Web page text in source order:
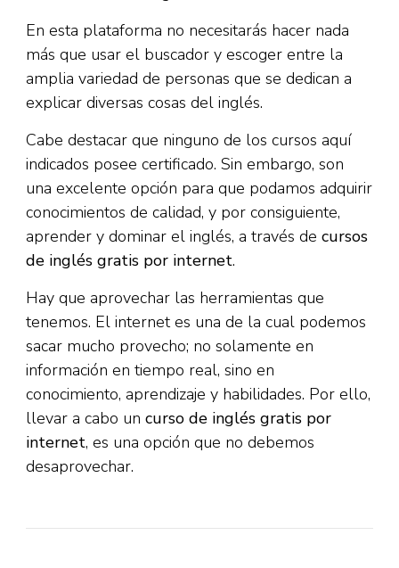
En esta plataforma no necesitarás hacer nada
más que usar el buscador y escoger entre la
amplia variedad de personas que se dedican a
explicar diversas cosas del inglés.
Cabe destacar que ninguno de los cursos aquí
indicados posee certificado. Sin embargo, son
una excelente opción para que podamos adquirir
conocimientos de calidad, y por consiguiente,
aprender y dominar el inglés, a través de cursos
de inglés gratis por internet.
Hay que aprovechar las herramientas que
tenemos. El internet es una de la cual podemos
sacar mucho provecho; no solamente en
información en tiempo real, sino en
conocimiento, aprendizaje y habilidades. Por ello,
llevar a cabo un curso de inglés gratis por
internet, es una opción que no debemos
desaprovechar.